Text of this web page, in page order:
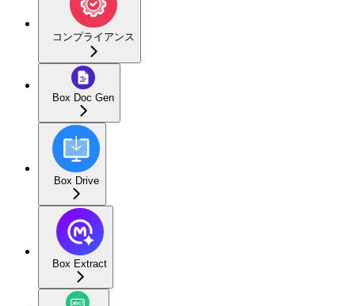
コンプライアンス
Box Doc Gen
Box Drive
Box Extract